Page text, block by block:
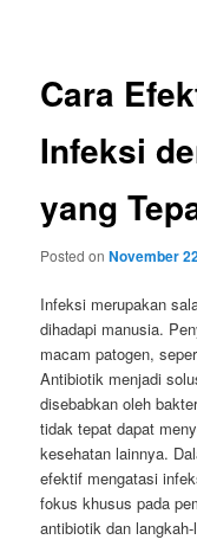
Cara
Infeksi
yang
Posted onNovember
Infeksi merupakan
dihadapi manusia.
macam patogen,
Antibiotik menjadi
disebabkan oleh
tidak tepat dapat
kesehatan lainnya.
efektif mengatasi
fokus khusus pada
antibiotik dan